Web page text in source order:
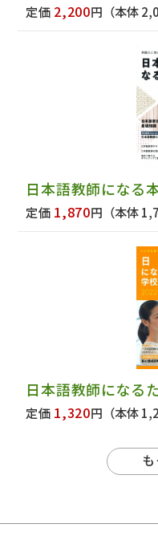
定価 2,200円 （本体
日本語教師になる
定価 1,870円 （本体
日本語教師になる
定価 1,320円 （本体